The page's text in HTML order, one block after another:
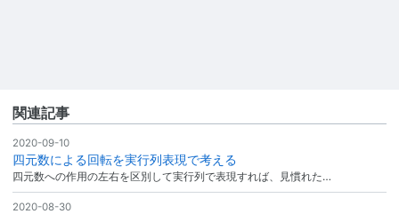
関連記事
2020-09-10
四元数による回転を実行列表現で考える
四元数への作用の左右を区別して実行列で表現すれば、見慣れた…
2020-08-30